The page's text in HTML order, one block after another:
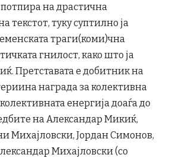
на драстична
текстот, туку суптилно ја
траги(коми)чна
гнилост, како што ја
Претставата е добитник на
награда за колективна
енергија доаѓа до
на Александар Микиќ,
Михајловски, Јордан Симонов,
Михајловски (со